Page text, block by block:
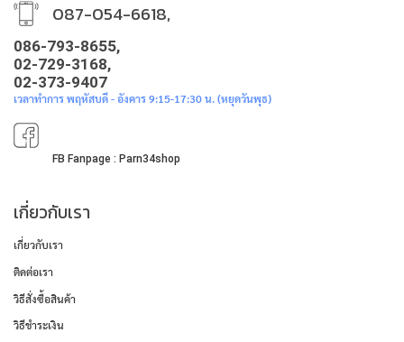
087-054-6618,
086-793-8655,
02-729-3168,
02-373-9407
เวลาทำการ พฤหัสบดี - อังคาร 9:15-17:30 น. (หยุดวันพุธ)
FB Fanpage : Parn34shop
เกี่ยวกับเรา
เกี่ยวกับเรา
ติดต่อเรา
วิธีสั่งซื้อสินค้า
วิธีชำระเงิน